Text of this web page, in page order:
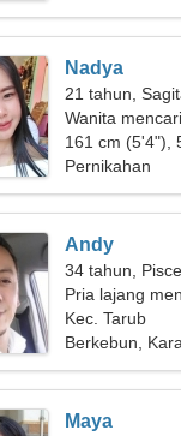
Nadya
21 tahun,
Wanita
161 cm (5'4"),
Pernikahan
Andy
34 tahun,
Pria lajang
Kec. Tarub
Berkebun,
Maya